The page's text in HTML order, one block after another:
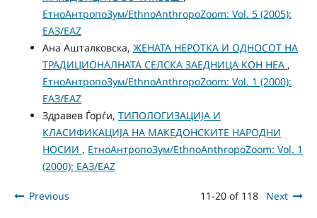
ЕтноАнтропоЗум/EthnoAnthropoZoom: Vol. 5 (2005):
ЕАЗ/EAZ
Ана Ашталковска, ЖЕНАТА НЕРОТКА И ОДНОСОТ НА
ТРАДИЦИОНАЛНАТА СЕЛСКА ЗАЕДНИЦА КОН НЕА ,
ЕтноАнтропоЗум/EthnoAnthropoZoom: Vol. 1 (2000):
ЕАЗ/EAZ
Здравев Ѓорѓи, ТИПОЛОГИЗАЦИЈА И
КЛАСИФИКАЦИЈА НА МАКЕДОНСКИТЕ НАРОДНИ
НОСИИ , ЕтноАнтропоЗум/EthnoAnthropoZoom: Vol. 1
(2000): ЕАЗ/EAZ
Previous 11-20 of 118 Next